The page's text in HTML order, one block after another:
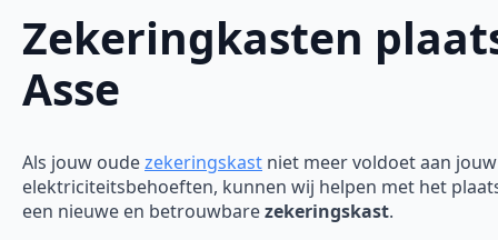
Zekeringkasten
Asse
Als jouw oudezekeringskast niet meer voldoet aan jouw
elektriciteitsbehoeften, kunnen wij helpen met het
een nieuwe en betrouwbarezekeringskast.